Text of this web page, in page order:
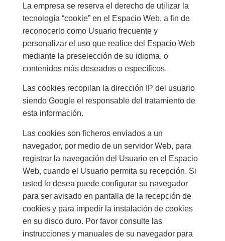
La empresa se reserva el derecho de utilizar la
tecnología “cookie” en el Espacio Web, a fin de
reconocerlo como Usuario frecuente y
personalizar el uso que realice del Espacio Web
mediante la preselección de su idioma, o
contenidos más deseados o específicos.
Las cookies recopilan la dirección IP del usuario
siendo Google el responsable del tratamiento de
esta información.
Las cookies son ficheros enviados a un
navegador, por medio de un servidor Web, para
registrar la navegación del Usuario en el Espacio
Web, cuando el Usuario permita su recepción. Si
usted lo desea puede configurar su navegador
para ser avisado en pantalla de la recepción de
cookies y para impedir la instalación de cookies
en su disco duro. Por favor consulte las
instrucciones y manuales de su navegador para